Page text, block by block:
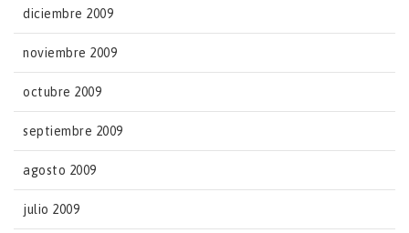
diciembre 2009
noviembre 2009
octubre 2009
septiembre 2009
agosto 2009
julio 2009